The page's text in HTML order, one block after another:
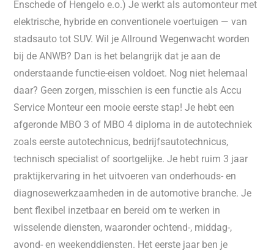
Enschede of Hengelo e.o.) Je werkt als automonteur met
elektrische, hybride en conventionele voertuigen — van
stadsauto tot SUV. Wil je Allround Wegenwacht worden
bij de ANWB? Dan is het belangrijk dat je aan de
onderstaande functie-eisen voldoet. Nog niet helemaal
daar? Geen zorgen, misschien is een functie als Accu
Service Monteur een mooie eerste stap! Je hebt een
afgeronde MBO 3 of MBO 4 diploma in de autotechniek
zoals eerste autotechnicus, bedrijfsautotechnicus,
technisch specialist of soortgelijke. Je hebt ruim 3 jaar
praktijkervaring in het uitvoeren van onderhouds- en
diagnosewerkzaamheden in de automotive branche. Je
bent flexibel inzetbaar en bereid om te werken in
wisselende diensten, waaronder ochtend-, middag-,
avond- en weekenddiensten. Het eerste jaar ben je